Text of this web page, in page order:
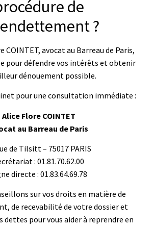
de
?
COINTET, avocat au Barreau de Paris,
pour défendre vos intérêts et obtenir
dénouement possible.
pour une consultation immédiate :
Alice Flore COINTET
au Barreau de Paris
de Tilsitt – 75017 PARIS
: 01.81.70.62.00
directe : 01.83.64.69.78
sur vos droits en matière de
de recevabilité de votre dossier et
dettes pour vous aider à reprendre en